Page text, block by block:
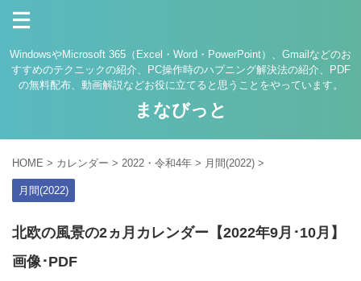
WindowsやMicrosoft 365（Excel・Word・PowerPoint）、Gmailなどのお
すすめのテクニックの紹介、PC操作時のハプニング解決法の紹介、PDF
の無料配布、動画解説などお役に立てると思うことをやっています。
まなびっと
HOME > カレンダー > 2022・令和4年 > 月間(2022) >
月間(2022)
北欧の風景の2ヵ月カレンダー【2022年9月･10月】
画像･PDF